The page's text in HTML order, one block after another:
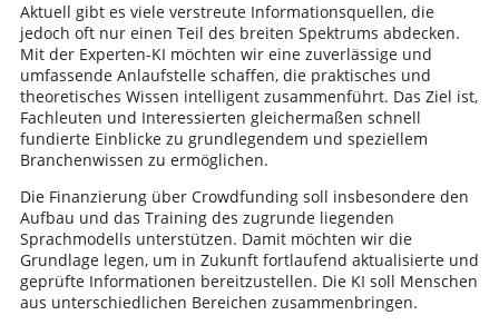
Aktuell gibt es viele verstreute Informationsquellen, die
jedoch oft nur einen Teil des breiten Spektrums abdecken.
Mit der Experten-KI möchten wir eine zuverlässige und
umfassende Anlaufstelle schaffen, die praktisches und
theoretisches Wissen intelligent zusammenführt. Das Ziel ist,
Fachleuten und Interessierten gleichermaßen schnell
fundierte Einblicke zu grundlegendem und speziellem
Branchenwissen zu ermöglichen.
Die Finanzierung über Crowdfunding soll insbesondere den
Aufbau und das Training des zugrunde liegenden
Sprachmodells unterstützen. Damit möchten wir die
Grundlage legen, um in Zukunft fortlaufend aktualisierte und
geprüfte Informationen bereitzustellen. Die KI soll Menschen
aus unterschiedlichen Bereichen zusammenbringen.